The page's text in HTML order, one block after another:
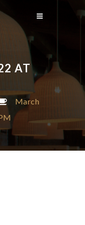
AT
March